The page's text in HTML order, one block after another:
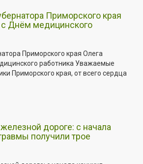
Приморского края
Днём медицинского
Приморского края Олега
работника Уважаемые
Приморского края, от всего сердца
дороге: с начала
получили трое